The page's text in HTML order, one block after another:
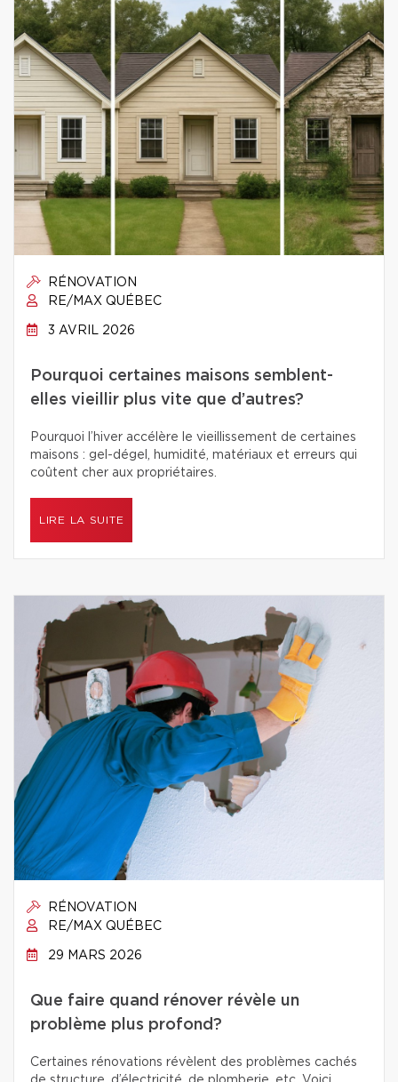
RÉNOVATION
RE/MAX QUÉBEC
3 AVRIL 2026
Pourquoi certaines maisons semblent-
elles vieillir plus vite que d’autres?
Pourquoi l’hiver accélère le vieillissement de certaines
maisons : gel-dégel, humidité, matériaux et erreurs qui
coûtent cher aux propriétaires.
LIRE LA SUITE
RÉNOVATION
RE/MAX QUÉBEC
29 MARS 2026
Que faire quand rénover révèle un
problème plus profond?
Certaines rénovations révèlent des problèmes cachés